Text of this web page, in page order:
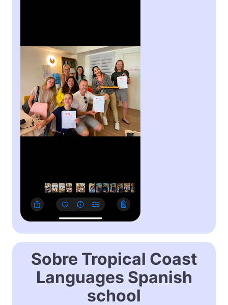
Sobre Tropical Coast
Languages Spanish
school